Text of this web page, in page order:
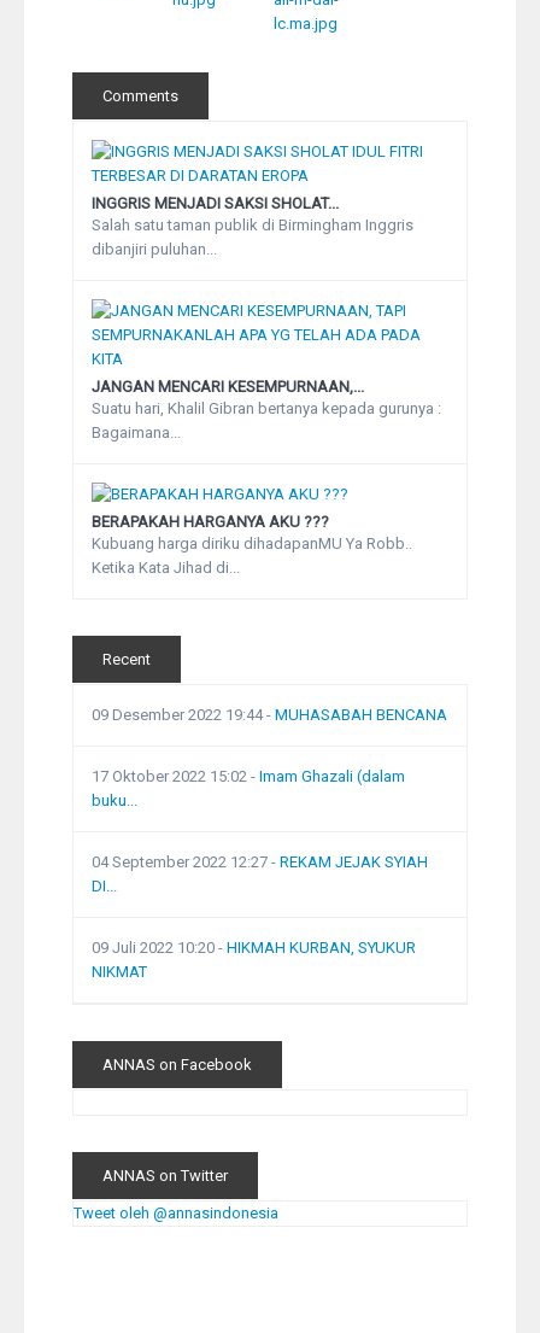
Comments
INGGRIS MENJADI SAKSI SHOLAT...
Salah satu taman publik di Birmingham Inggris
dibanjiri puluhan...
JANGAN MENCARI KESEMPURNAAN,...
Suatu hari, Khalil Gibran bertanya kepada gurunya :
Bagaimana...
BERAPAKAH HARGANYA AKU ???
Kubuang harga diriku dihadapanMU Ya Robb..
Ketika Kata Jihad di...
Recent
09 Desember 2022 19:44- MUHASABAH BENCANA
17 Oktober 2022 15:02 - Imam Ghazali (dalam
buku...
04 September 2022 12:27 - REKAM JEJAK SYIAH
DI...
09 Juli 2022 10:20 - HIKMAH KURBAN, SYUKUR
NIKMAT
ANNAS on Facebook
ANNAS on Twitter
Tweet oleh @annasindonesia